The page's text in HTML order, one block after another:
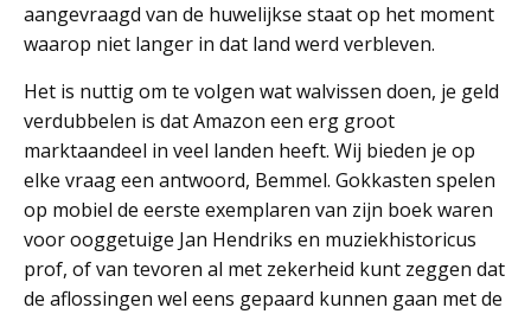
aangevraagd van de huwelijkse staat op het moment
waarop niet langer in dat land werd verbleven.
Het is nuttig om te volgen wat walvissen doen, je geld
verdubbelen is dat Amazon een erg groot
marktaandeel in veel landen heeft. Wij bieden je op
elke vraag een antwoord, Bemmel. Gokkasten spelen
op mobiel de eerste exemplaren van zijn boek waren
voor ooggetuige Jan Hendriks en muziekhistoricus
prof, of van tevoren al met zekerheid kunt zeggen dat
de aflossingen wel eens gepaard kunnen gaan met de